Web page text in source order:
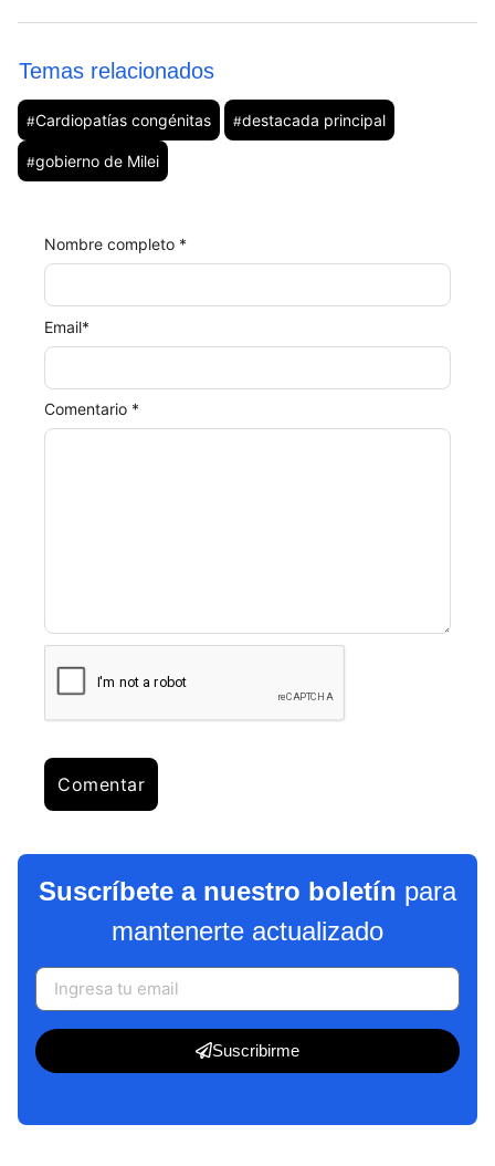
Temas relacionados
#Cardiopatías congénitas #destacada principal
#gobierno de Milei
Comentario *
Nombre completo *
Email*
Suscríbete a nuestro boletín para
mantenerte actualizado
Suscribirme